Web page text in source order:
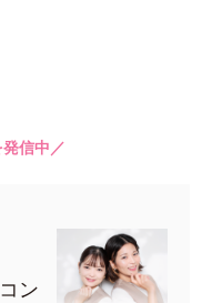
信中／
ン